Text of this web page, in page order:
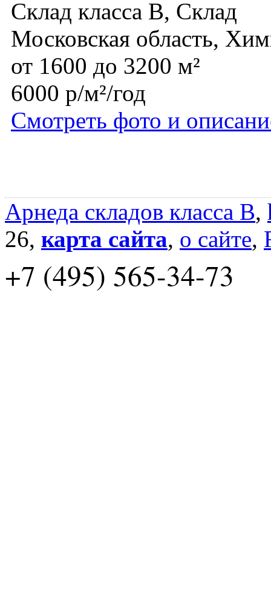
Склад класса B, Склад
Московская область,
от 1600 до 3200 м²
6000 р/м²/год
Смотреть фото и
Арнеда складов класса B,
26, карта сайта, о сайте,
+7 (495) 565-34-73